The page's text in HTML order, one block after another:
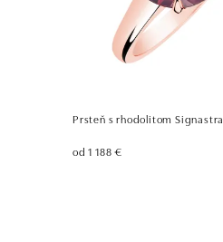
Prsteň s rhodolitom Signastra
od 1 188 €